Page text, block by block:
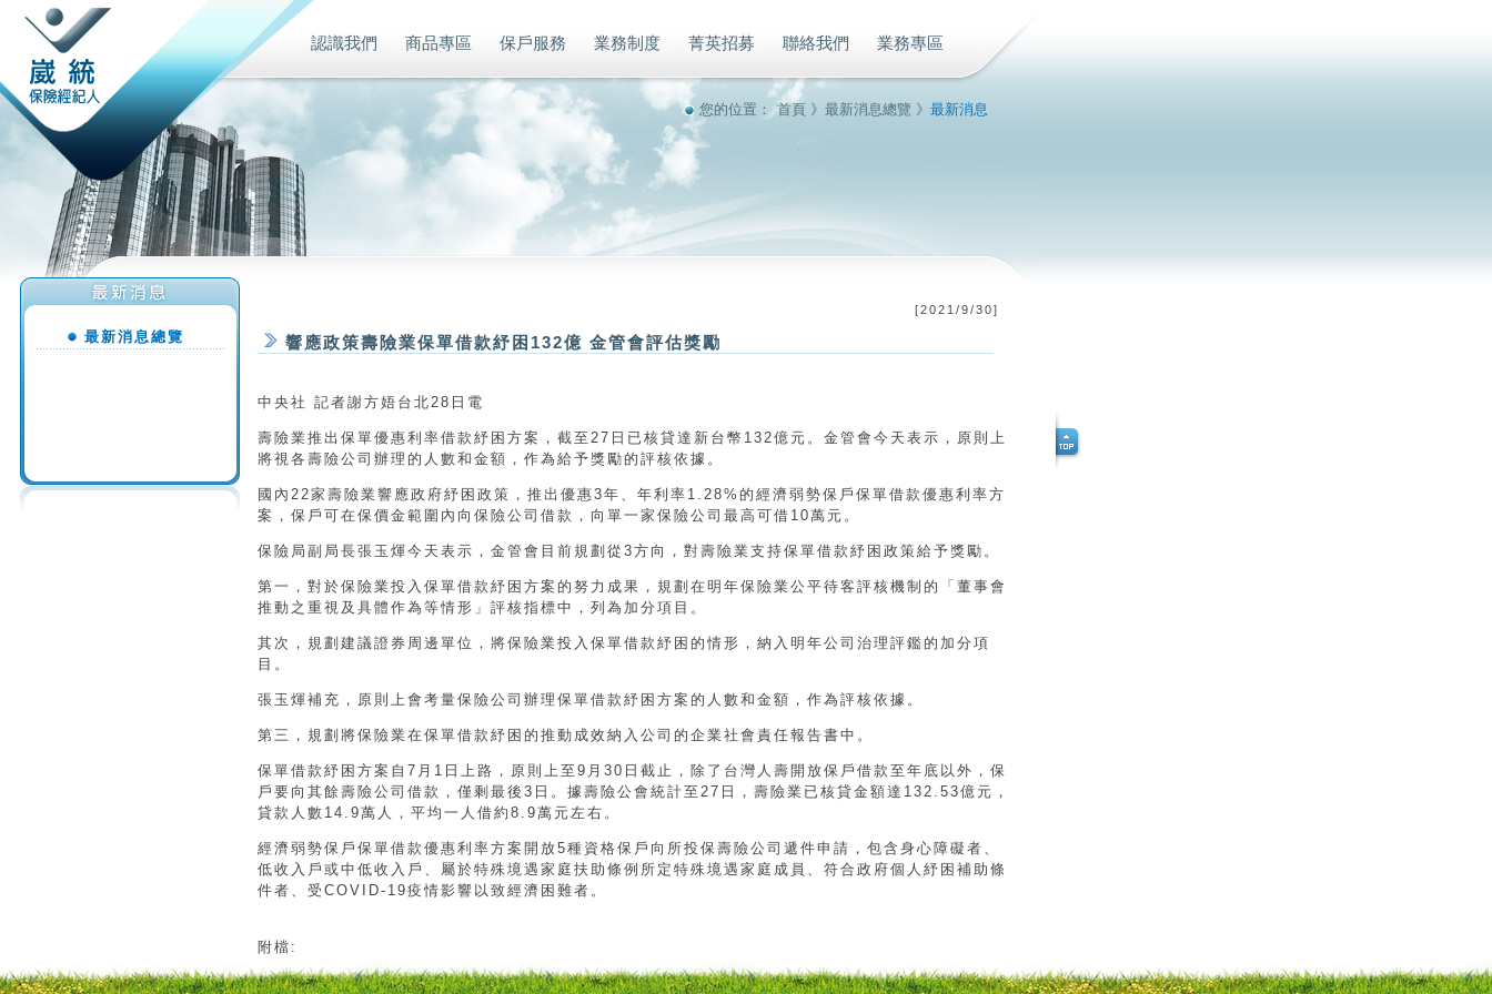
認識我們 商品專區 保戶服務 業務制度 菁英招募 聯絡我們 業務專區
您的位置： 首頁 》 最新消息總覽 》 最新消息
最新消息總覽
[2021/9/30]
響應政策壽險業保單借款紓困132億 金管會評估獎勵
中央社 記者謝方娪台北28日電
壽險業推出保單優惠利率借款紓困方案，截至27日已核貸達新台幣132億元。金管會今天表示，原則上
將視各壽險公司辦理的人數和金額，作為給予獎勵的評核依據。
國內22家壽險業響應政府紓困政策，推出優惠3年、年利率1.28%的經濟弱勢保戶保單借款優惠利率方
案，保戶可在保價金範圍內向保險公司借款，向單一家保險公司最高可借10萬元。
保險局副局長張玉煇今天表示，金管會目前規劃從3方向，對壽險業支持保單借款紓困政策給予獎勵。
第一，對於保險業投入保單借款紓困方案的努力成果，規劃在明年保險業公平待客評核機制的「董事會
推動之重視及具體作為等情形」評核指標中，列為加分項目。
其次，規劃建議證券周邊單位，將保險業投入保單借款紓困的情形，納入明年公司治理評鑑的加分項
目。
張玉煇補充，原則上會考量保險公司辦理保單借款紓困方案的人數和金額，作為評核依據。
第三，規劃將保險業在保單借款紓困的推動成效納入公司的企業社會責任報告書中。
保單借款紓困方案自7月1日上路，原則上至9月30日截止，除了台灣人壽開放保戶借款至年底以外，保
戶要向其餘壽險公司借款，僅剩最後3日。據壽險公會統計至27日，壽險業已核貸金額達132.53億元，
貸款人數14.9萬人，平均一人借約8.9萬元左右。
經濟弱勢保戶保單借款優惠利率方案開放5種資格保戶向所投保壽險公司遞件申請，包含身心障礙者、
低收入戶或中低收入戶、屬於特殊境遇家庭扶助條例所定特殊境遇家庭成員、符合政府個人紓困補助條
件者、受COVID-19疫情影響以致經濟困難者。
附檔: